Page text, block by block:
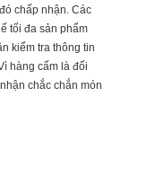
chấp nhận. Các
tối đa sản phẩm
kiểm tra thông tin
hàng cấm là đối
chắc chắn món